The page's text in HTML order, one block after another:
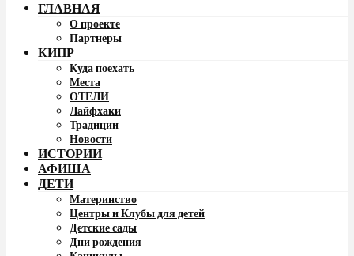
ГЛАВНАЯ
О проекте
Партнеры
КИПР
Куда поехать
Места
ОТЕЛИ
Лайфхаки
Традиции
Новости
ИСТОРИИ
АФИША
ДЕТИ
Материнство
Центры и Клубы для детей
Детские сады
Дни рождения